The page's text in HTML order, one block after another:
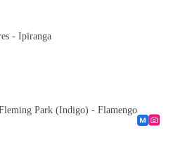
- Ipiranga
Park (Indigo) - Flamengo